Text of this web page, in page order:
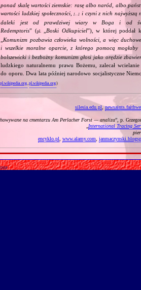
ponad skalę wartości ziemskie: rasę albo naród, albo
wartości ludzkiej społeczności,[…] i czyni z nich najwyższą
daleki jest od prawdziwej wiary w Boga i od
Redemptoris” (pl.„Boski Odkupiciel”), w której poddał
„Komunizm pozbawia człowieka wolności, a więc
i wszelkie moralne oparcie, z którego pomocą
bolszewicki i bezbożny komunizm głosi jako orędzie
ludzkiego naturalnemu prawu Bożemu, zalecał
do oporu. Dwa lata później narodowo socjalistyczne
pl.wikipedia.org,pl.wikipedia.org)
silesia.edu.pl,
na cmentarzu Am Perlacher Forst — analiza”, p.
„International Tracing
encyklo.pl, www.alamy.com,